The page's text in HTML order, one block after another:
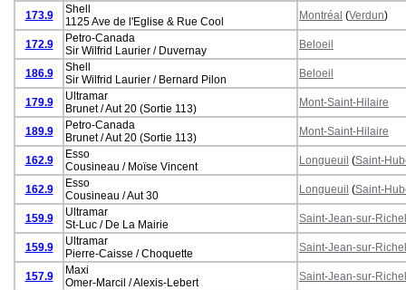
173.9
Shell
1125 Ave de l'Eglise & Rue Cool
Montréal (Verdun)
172.9
Petro-Canada
Sir Wilfrid Laurier / Duvernay
Beloeil
186.9
Shell
Sir Wilfrid Laurier / Bernard Pilon
Beloeil
179.9
Ultramar
Brunet / Aut 20 (Sortie 113)
Mont-Saint-Hilaire
189.9
Petro-Canada
Brunet / Aut 20 (Sortie 113)
Mont-Saint-Hilaire
162.9
Esso
Cousineau / Moïse Vincent
Longueuil (Saint-
162.9
Esso
Cousineau / Aut 30
Longueuil (Saint-
159.9
Ultramar
St-Luc / De La Mairie
Saint-Jean-sur-
159.9
Ultramar
Pierre-Caisse / Choquette
Saint-Jean-sur-
157.9
Maxi
Omer-Marcil / Alexis-Lebert
Saint-Jean-sur-